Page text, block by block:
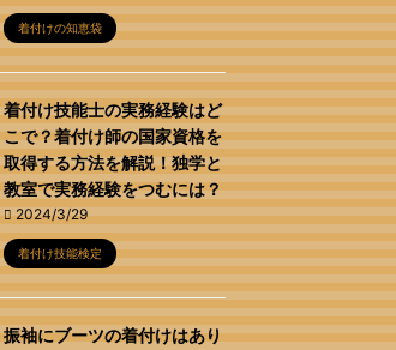
着付けの知恵袋
着付け技能士の実務経験はど
こで？着付け師の国家資格を
取得する方法を解説！独学と
教室で実務経験をつむには？
2024/3/29
着付け技能検定
振袖にブーツの着付けはあり